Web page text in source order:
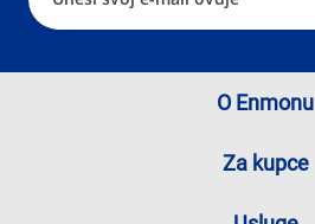
O Enmonu
Za kupce